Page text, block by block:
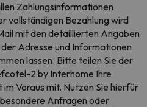
Zahlungsinformationen
vollständigen Bezahlung wird
mit den detaillierten Angaben
Adresse und Informationen
lassen. Bitte teilen Sie der
2 by Interhome Ihre
Voraus mit. Nutzen Sie hierfür
Anfragen oder